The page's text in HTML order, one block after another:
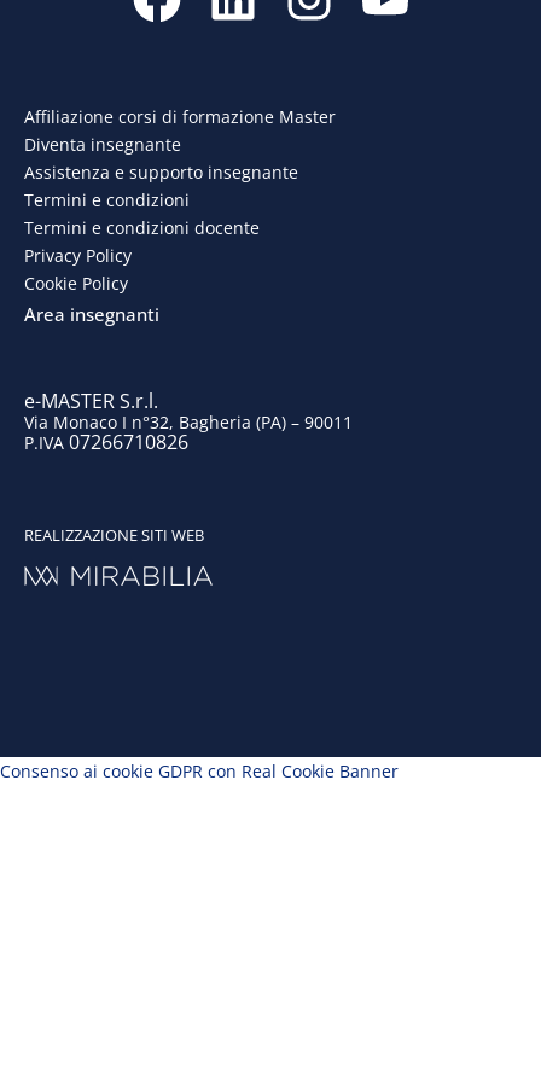
a
e
b
o
k
i
k
e
d
n
t
o
Affiliazione corsi di formazione Master
Diventa insegnante
Assistenza e supporto insegnante
Termini e condizioni
Termini e condizioni docente
Privacy Policy
Cookie Policy
Area insegnanti
e-MASTER S.r.l.
Via Monaco I n°32, Bagheria (PA) – 90011
P.IVA 07266710826
REALIZZAZIONE SITI WEB
Consenso ai cookie GDPR con Real Cookie Banner